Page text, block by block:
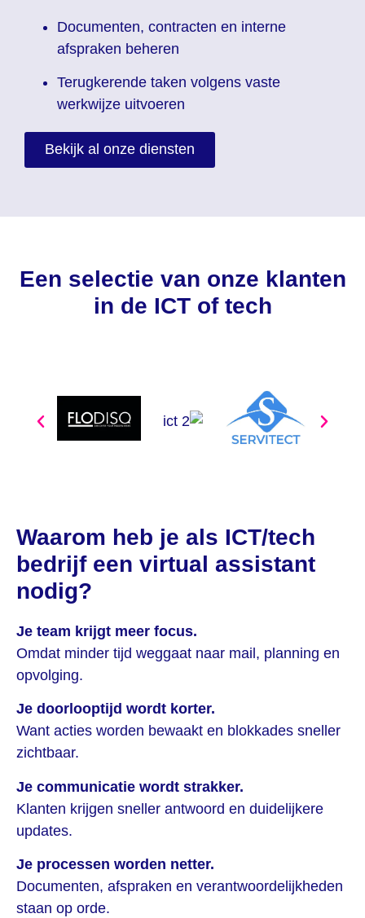
Documenten, contracten en interne
afspraken beheren
Terugkerende taken volgens vaste
werkwijze uitvoeren
Bekijk al onze diensten
Een selectie van onze klanten
in de ICT of tech
Waarom heb je als ICT/tech
bedrijf een virtual assistant
nodig?
Je team krijgt meer focus.
Omdat minder tijd weggaat naar mail, planning en
opvolging.
Je doorlooptijd wordt korter.
Want acties worden bewaakt en blokkades sneller
zichtbaar.
Je communicatie wordt strakker.
Klanten krijgen sneller antwoord en duidelijkere
updates.
Je processen worden netter.
Documenten, afspraken en verantwoordelijkheden
staan op orde.